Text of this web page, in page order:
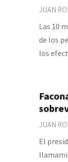
JUAN
Las 10
de los
los
JUAN
El